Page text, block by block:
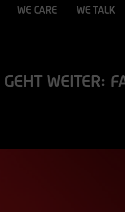
WE CARE WE TALK
WEITER: